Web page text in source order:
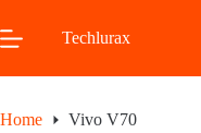
to
content
Techlurax
Home Vivo V70